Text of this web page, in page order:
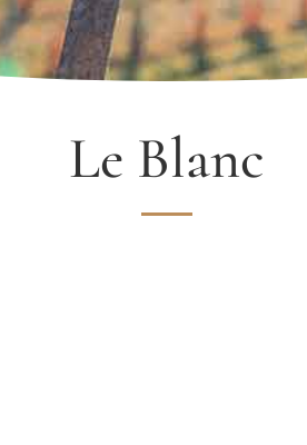
Le Blanc